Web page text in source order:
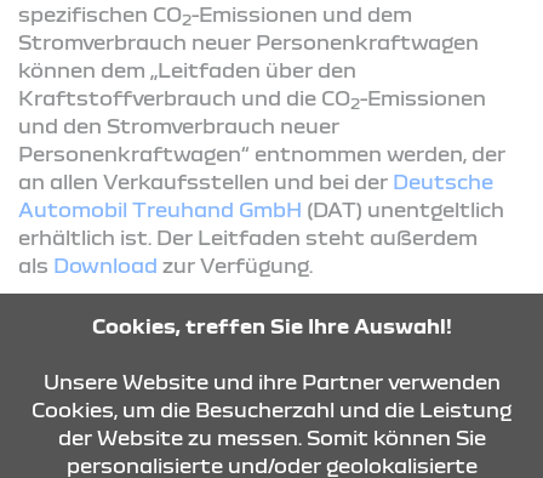
spezifischen CO2-Emissionen und dem
Stromverbrauch neuer Personenkraftwagen
können dem „Leitfaden über den
Kraftstoffverbrauch und die CO2-Emissionen
und den Stromverbrauch neuer
Personenkraftwagen“ entnommen werden, der
an allen Verkaufsstellen und bei der Deutsche
Automobil Treuhand GmbH (DAT) unentgeltlich
erhältlich ist. Der Leitfaden steht außerdem
als Download zur Verfügung.
ÖFFNUNGSZEITEN
Cookies, treffen Sie Ihre Auswahl!
Unsere Website und ihre Partner verwenden
Cookies, um die Besucherzahl und die Leistung
der Website zu messen. Somit können Sie
personalisierte und/oder geolokalisierte